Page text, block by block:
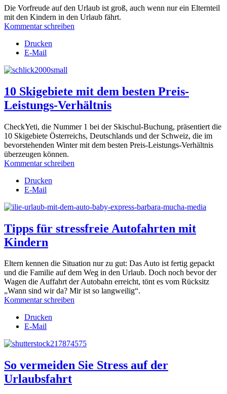
Die Vorfreude auf den Urlaub ist groß, auch wenn nur ein Elternteil
mit den Kindern in den Urlaub fährt.
Kommentar schreiben
Drucken
E-Mail
10 Skigebiete mit dem besten Preis-
Leistungs-Verhältnis
CheckYeti, die Nummer 1 bei der Skischul-Buchung, präsentiert die
10 Skigebiete Österreichs, Deutschlands und der Schweiz, die im
bevorstehenden Winter mit dem besten Preis-Leistungs-Verhältnis
überzeugen können.
Kommentar schreiben
Drucken
E-Mail
Tipps für stressfreie Autofahrten mit
Kindern
Eltern kennen die Situation nur zu gut: Das Auto ist fertig gepackt
und die Familie auf dem Weg in den Urlaub. Doch noch bevor der
Wagen die Auffahrt der Autobahn erreicht, tönt es vom Rücksitz
„Wann sind wir da? Mir ist so langweilig“.
Kommentar schreiben
Drucken
E-Mail
So vermeiden Sie Stress auf der
Urlaubsfahrt